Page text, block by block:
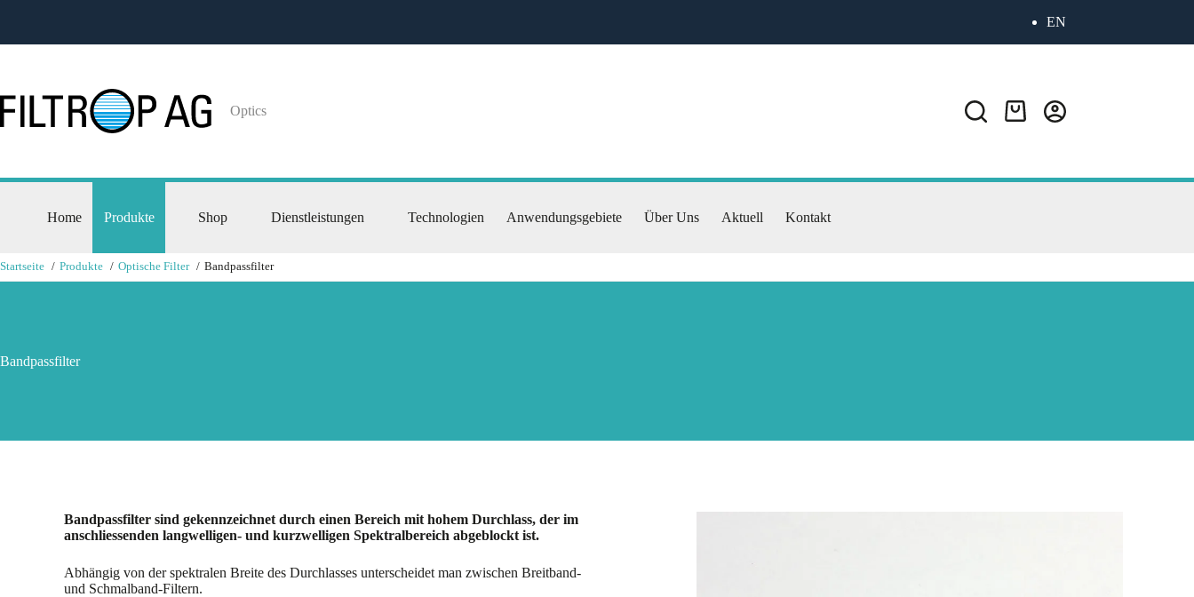
EN
Optics
Home Produkte Shop Dienstleistungen Technologien Anwendungsgebiete Über Uns Aktuell Kontakt
Startseite Produkte Optische Filter Bandpassfilter
Bandpassfilter
Bandpassfilter sind gekennzeichnet durch einen Bereich mit hohem Durchlass, der im
anschliessenden langwelligen- und kurzwelligen Spektralbereich abgeblockt ist.
Abhängig von der spektralen Breite des Durchlasses unterscheidet man zwischen Breitband-
und Schmalband-Filtern.